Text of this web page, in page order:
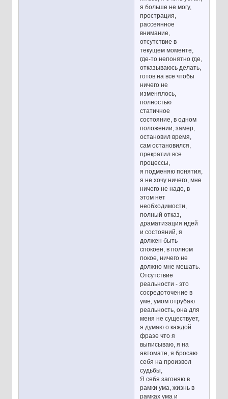
я больше не могу,
прострация,
рассеянное
внимание,
отсутствие в
текущем моменте,
где-то непонятно где,
отказываюсь делать,
готов на все чтобы
ничего не
изменялось,
полностью
статичное
состояние, в одном
положении, замер,
остановил время,
сам остановился,
прекратил все
процессы,
я подменяю понятия,
я не хочу ничего, мне
ничего не надо, в
этом нет
необходимости,
полный отказ,
драматизация идей
и состояний, я
должен быть
спокоен, в полном
покое, ничего не
должно мне мешать.
Отсутствие
реальности - это
сосредоточение в
уме, умом отрубаю
реальность, она для
меня не существует,
я думаю о каждой
фразе что я
выписываю, я на
автомате, я бросаю
себя на произвол
судьбы,
Я себя загоняю в
рамки ума, жизнь в
рамках ума и